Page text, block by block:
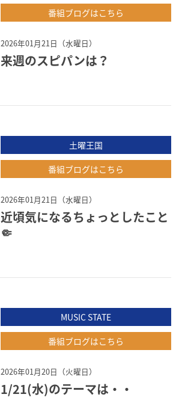
番組ブログはこちら
2026年01月21日（水曜日）
来週のスピパンは？
土曜王国
番組ブログはこちら
2026年01月21日（水曜日）
近頃気になるちょっとしたこと
🤏
MUSIC STATE
番組ブログはこちら
2026年01月20日（火曜日）
1/21(水)のテーマは・・